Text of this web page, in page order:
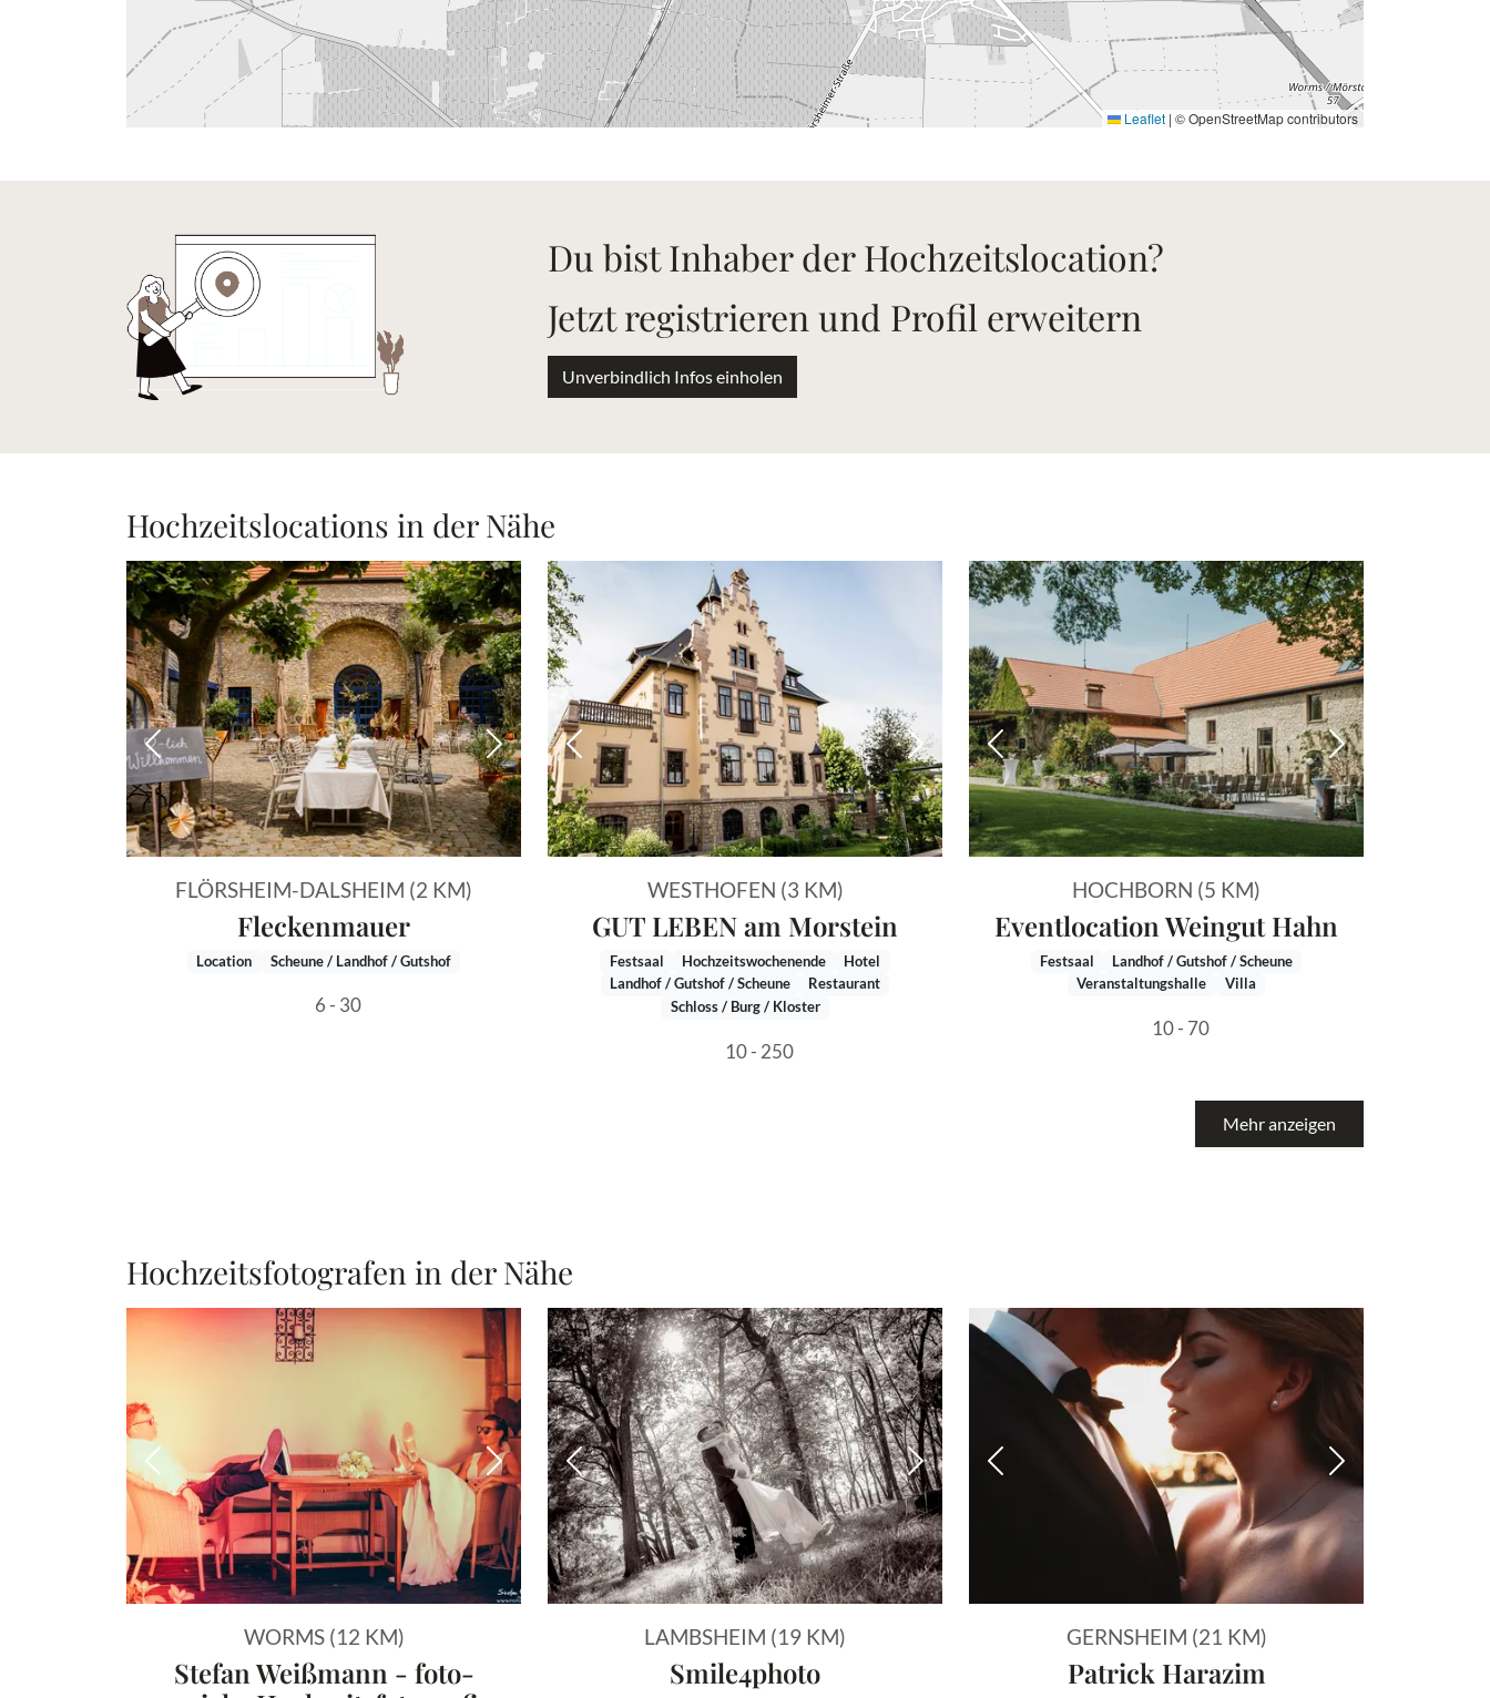
Leaflet | © OpenStreetMap contributors
Du bist Inhaber der Hochzeitslocation?
Jetzt registrieren und Profil erweitern
Unverbindlich Infos einholen
Hochzeitslocations in der Nähe
Vorheriges Bild Nächstes Bild
FLÖRSHEIM-DALSHEIM (2 KM)
Fleckenmauer
Location Scheune / Landhof / Gutshof
6 - 30
Vorheriges Bild Nächstes Bild
WESTHOFEN (3 KM)
GUT LEBEN am Morstein
Festsaal Hochzeitswochenende
Hotel
Landhof / Gutshof / Scheune
Restaurant
Schloss / Burg / Kloster
10 - 250
Vorheriges Bild Nächstes Bild
HOCHBORN (5 KM)
Eventlocation Weingut Hahn
Festsaal
Landhof / Gutshof / Scheune
Veranstaltungshalle
Villa
10 - 70
Mehr anzeigen
Hochzeitsfotografen in der Nähe
Vorheriges Bild Nächstes Bild
WORMS (12 KM)
Stefan Weißmann - foto-
Vorheriges Bild Nächstes Bild
LAMBSHEIM (19 KM)
Smile4photo
Vorheriges Bild Nächstes Bild
GERNSHEIM (21 KM)
Patrick Harazim